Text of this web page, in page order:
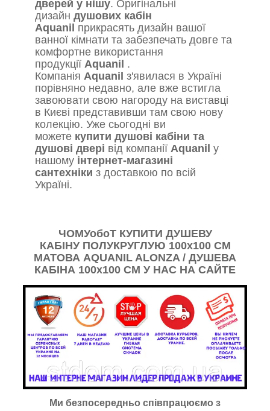
дверей у нішу. Оригінальні
дизайн душових кабін
Aquanil прикрасять дизайн вашої
ванної кімнати та забезпечать довге та
комфортне використання
продукції Aquanil .
Компанія Aquanil з'явилася в Україні
порівняно недавно, але вже встигла
завоювати свою нагороду на виставці
в Києві представивши там свою нову
колекцію. Уже сьогодні ви
можете купити душові кабіни та
душові двері від компанії Aquanil у
нашому інтернет-магазині
сантехніки з доставкою по всій
Україні.
ЧОМУобоТ КУПИТИ ДУШЕВУ
КАБІНУ ПОЛУКРУГЛУЮ 100х100 СМ
МАТОВА AQUANIL ALONZA / ДУШЕВА
КАБІНА 100х100 СМ У НАС НА САЙТЕ
Ми безпосередньо співпрацюємо з